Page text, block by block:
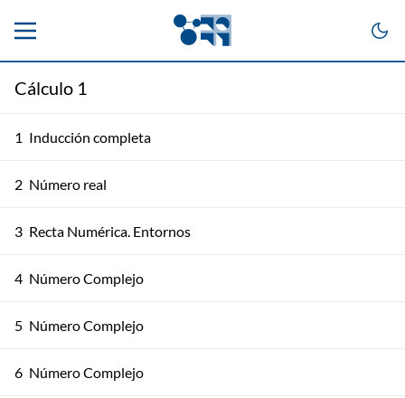
Cálculo 1
1 Inducción completa
2 Número real
3 Recta Numérica. Entornos
4 Número Complejo
5 Número Complejo
6 Número Complejo